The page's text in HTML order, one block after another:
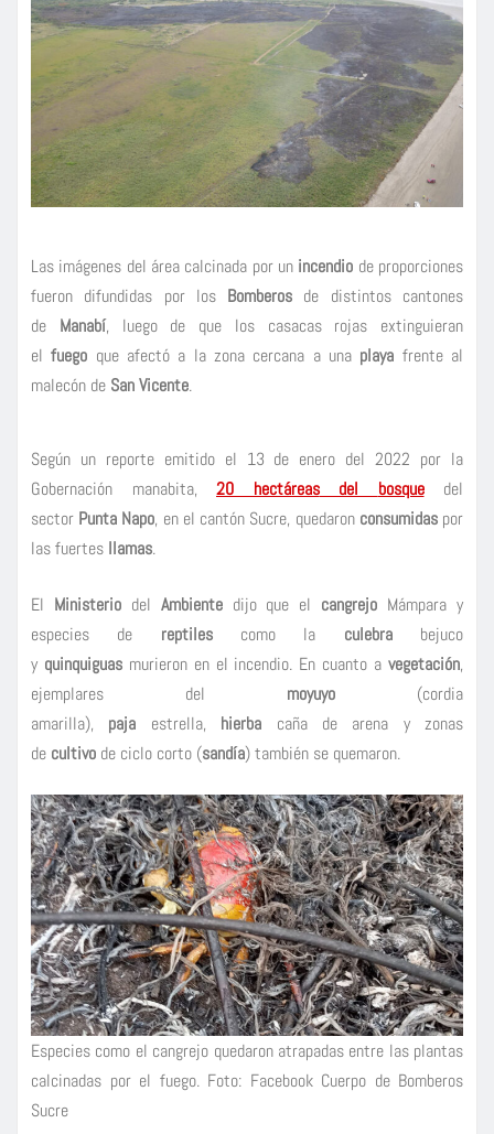
Las imágenes del área calcinada por un incendio de proporciones
fueron difundidas por los Bomberos de distintos cantones
de Manabí, luego de que los casacas rojas extinguieran
elfuego que afectó a la zona cercana a una playa frente al
malecón de San Vicente.
Según un reporte emitido el 13 de enero del 2022 por la
Gobernación manabita, 20 hectáreasdel bosque
del
sector Punta Napo, en el cantón Sucre, quedaron consumidas por
las fuertes llamas.
El Ministerio del Ambiente dijo que el cangrejo Mámpara y
especies de reptiles como la culebra bejuco
y quinquiguas murieron en el incendio. En cuanto avegetación,
ejemplares del moyuyo (cordia
amarilla), paja estrella, hierba caña de arena y zonas
de cultivo de ciclo corto (sandía) también se quemaron.
Especies como el cangrejo quedaron atrapadas entre las plantas
calcinadas por el fuego. Foto: Facebook Cuerpo de Bomberos
Sucre